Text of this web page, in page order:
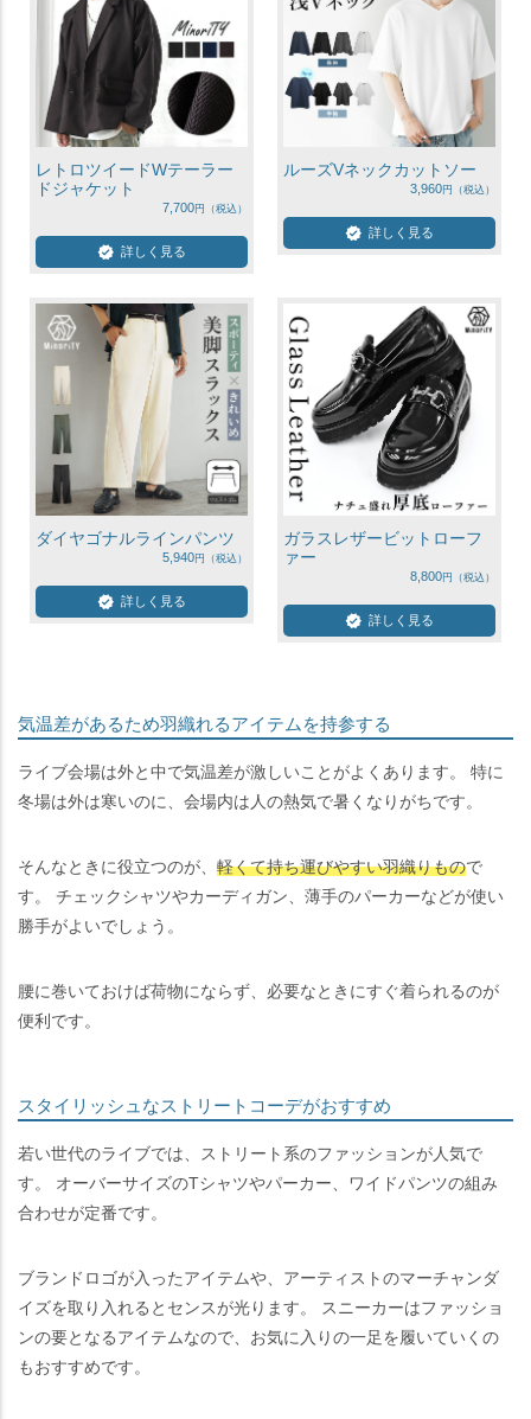
レトロツイードWテーラー
ドジャケット
7,700
詳しく見る
ルーズVネックカットソー
3,960
詳しく見る
ダイヤゴナルラインパンツ
5,940
詳しく見る
ガラスレザービットローフ
ァー
8,800
詳しく見る
気温差があるため羽織れるアイテムを持参する
ライブ会場は外と中で気温差が激しいことがよくあります。 特に
冬場は外は寒いのに、会場内は人の熱気で暑くなりがちです。
そんなときに役立つのが、 軽くて持ち運びやすい羽織りもので
す。 チェックシャツやカーディガン、薄手のパーカーなどが使い
勝手がよいでしょう。
腰に巻いておけば荷物にならず、必要なときにすぐ着られるのが
便利です。
スタイリッシュなストリートコーデがおすすめ
若い世代のライブでは、ストリート系のファッションが人気で
す。 オーバーサイズのTシャツやパーカー、ワイドパンツの組み
合わせが定番です。
ブランドロゴが入ったアイテムや、アーティストのマーチャンダ
イズを取り入れるとセンスが光ります。 スニーカーはファッショ
ンの要となるアイテムなので、お気に入りの一足を履いていくの
もおすすめです。